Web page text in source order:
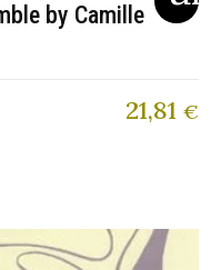
by Camille
21,81 €